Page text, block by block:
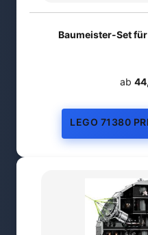
Baumeister-Set
ab
LEGO 71380